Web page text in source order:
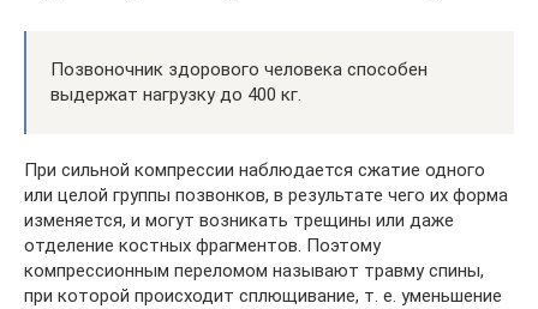
Позвоночник здорового человека способен
выдержат нагрузку до 400 кг.
При сильной компрессии наблюдается сжатие одного
или целой группы позвонков, в результате чего их форма
изменяется, и могут возникать трещины или даже
отделение костных фрагментов. Поэтому
компрессионным переломом называют травму спины,
при которой происходит сплющивание, т. е. уменьшение